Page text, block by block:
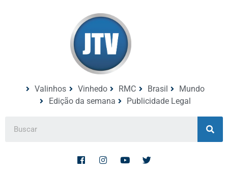
Valinhos Vinhedo RMC Brasil
Mundo
Edição da semana
Publicidade Legal